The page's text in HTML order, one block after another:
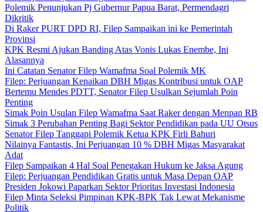
Polemik Penunjukan Pj Gubernur Papua Barat, Permendagri
Dikritik
Di Raker PURT DPD RI, Filep Sampaikan ini ke Pemerintah
Provinsi
KPK Resmi Ajukan Banding Atas Vonis Lukas Enembe, Ini
Alasannya
Ini Catatan Senator Filep Wamafma Soal Polemik MK
Filep: Perjuangan Kenaikan DBH Migas Kontribusi untuk OAP
Bertemu Mendes PDTT, Senator Filep Usulkan Sejumlah Poin
Penting
Simak Poin Usulan Filep Wamafma Saat Raker dengan Menpan RB
Simak 3 Perubahan Penting Bagi Sektor Pendidikan pada UU Otsus
Senator Filep Tanggapi Polemik Ketua KPK Firli Bahuri
Nilainya Fantastis, Ini Perjuangan 10 % DBH Migas Masyarakat
Adat
Filep Sampaikan 4 Hal Soal Penegakan Hukum ke Jaksa Agung
Filep: Perjuangan Pendidikan Gratis untuk Masa Depan OAP
Presiden Jokowi Paparkan Sektor Prioritas Investasi Indonesia
Filep Minta Seleksi Pimpinan KPK-BPK Tak Lewat Mekanisme
Politik